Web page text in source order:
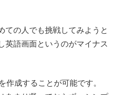
ての人でも挑戦してみようと
英語画面というのがマイナス
作成することが可能です。